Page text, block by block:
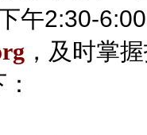
午2:30-
， 及时掌